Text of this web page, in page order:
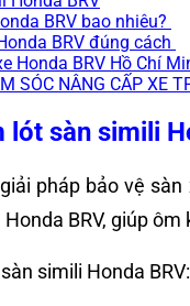
BRV bao nhiêu?
BRV đúng cách
Honda BRV Hồ Chí
SÓC NÂNG CẤP XE
sàn simili
pháp bảo vệ
BRV, giúp
simili Honda BRV: